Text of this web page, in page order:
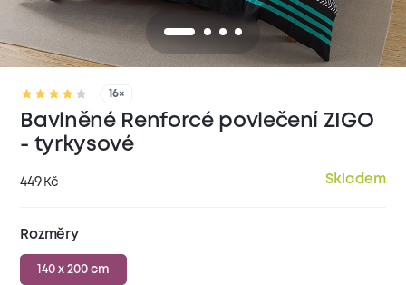
16×
Bavlněné Renforcé povlečení ZIGO
- tyrkysové
449 Kč Skladem
Rozměry
140 x 200 cm